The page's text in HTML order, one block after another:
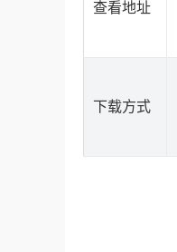
查看地址
下载方式